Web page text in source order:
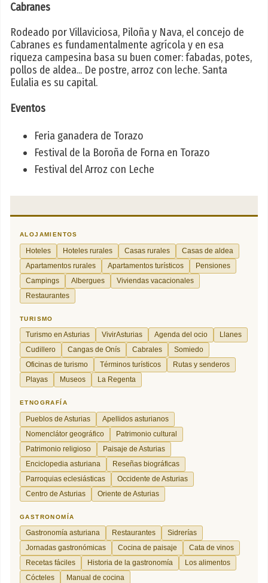
Cabranes
Rodeado por Villaviciosa, Piloña y Nava, el concejo de
Cabranes es fundamentalmente agrícola y en esa
riqueza campesina basa su buen comer: fabadas, potes,
pollos de aldea... De postre, arroz con leche. Santa
Eulalia es su capital.
Eventos
Feria ganadera de Torazo
Festival de la Boroña de Forna en Torazo
Festival del Arroz con Leche